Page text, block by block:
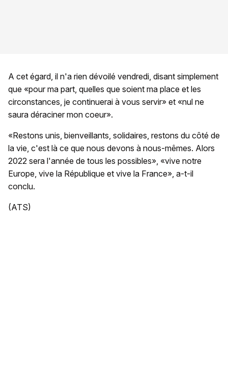
A cet égard, il n'a rien dévoilé vendredi, disant simplement
que «pour ma part, quelles que soient ma place et les
circonstances, je continuerai à vous servir» et «nul ne
saura déraciner mon coeur».
«Restons unis, bienveillants, solidaires, restons du côté de
la vie, c'est là ce que nous devons à nous-mêmes. Alors
2022 sera l'année de tous les possibles», «vive notre
Europe, vive la République et vive la France», a-t-il
conclu.
(ATS)